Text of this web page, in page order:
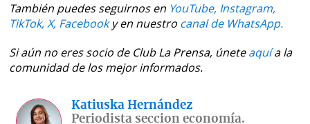
También puedes seguirnos en YouTube, Instagram,
TikTok, X, Facebooky en nuestro canal de WhatsApp.
Si aún no eres socio de Club La Prensa, úneteaquía la
comunidad de los mejor informados.
Katiuska Hernández
Periodista seccion economía.